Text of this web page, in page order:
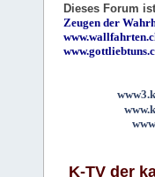
Dieses Forum
Zeugen der
K-TV der